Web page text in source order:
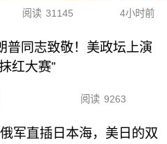
阅读 31145 4小时前
普同志致敬！美政坛上演
红大赛”
阅读 9263
军直插日本海，美日的双